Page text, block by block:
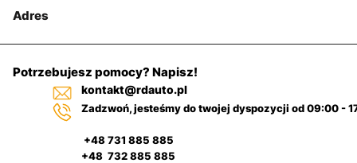
Adres
Potrzebujesz pomocy? Napisz!
kontakt@rdauto.pl
Zadzwoń, jesteśmy do twojej dyspozycji od 09:00 -
+48 731 885 885
+48 732 885 885